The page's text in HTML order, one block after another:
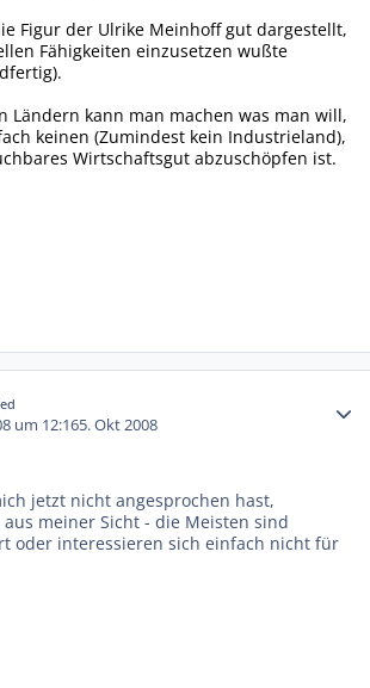
Figur der Ulrike Meinhoff gut dargestellt,
Fähigkeiten einzusetzen wußte
Ländern kann man machen was man will,
keinen (Zumindest kein Industrieland),
Wirtschaftsgut abzuschöpfen ist.
um 12:165. Okt 2008
jetzt nicht angesprochen hast,
meiner Sicht - die Meisten sind
oder interessieren sich einfach nicht für